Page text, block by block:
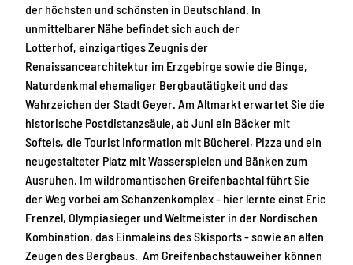
der höchsten und schönsten in Deutschland. In
unmittelbarer Nähe befindet sich auch der
Lotterhof, einzigartiges Zeugnis der
Renaissancearchitektur im Erzgebirge sowie die Binge,
Naturdenkmal ehemaliger Bergbautätigkeit und das
Wahrzeichen der Stadt Geyer. Am Altmarkt erwartet Sie die
historische Postdistanzsäule, ab Juni ein Bäcker mit
Softeis, die Tourist Information mit Bücherei, Pizza und ein
neugestalteter Platz mit Wasserspielen und Bänken zum
Ausruhen. Im wildromantischen Greifenbachtal führt Sie
der Weg vorbei am Schanzenkomplex - hier lernte einst Eric
Frenzel, Olympiasieger und Weltmeister in der Nordischen
Kombination, das Einmaleins des Skisports - sowie an alten
Zeugen des Bergbaus. Am Greifenbachstauweiher können